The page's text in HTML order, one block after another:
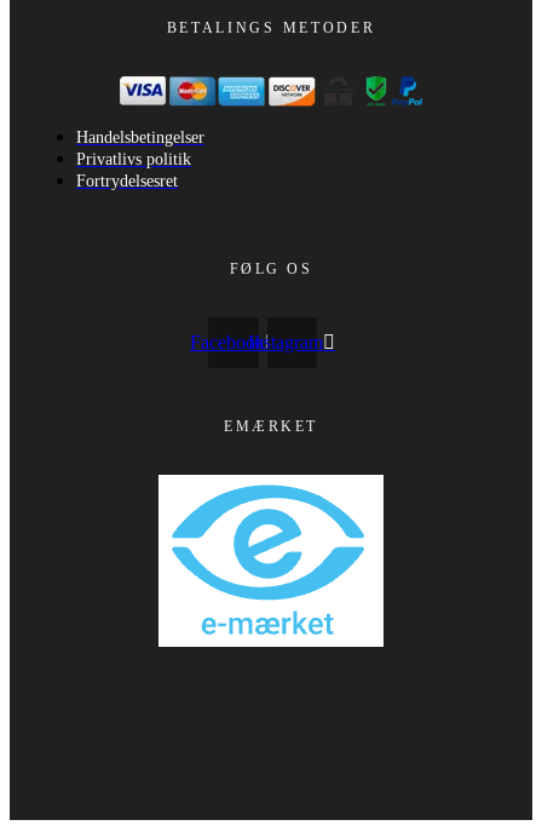
BETALINGS METODER
Handelsbetingelser
Privatlivs politik
Fortrydelsesret
FØLG OS
FacebookInstagram
EMÆRKET